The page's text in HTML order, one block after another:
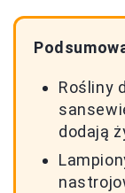
Rośliny
dodają